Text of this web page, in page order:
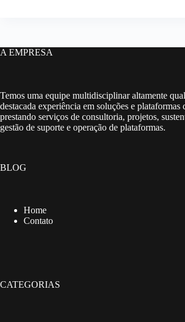
A EMPRESA
Temos uma equipe multidisciplinar altamente
destacada experiência em soluções e plataformas
prestando serviços de consultoria, projetos,
gestão de suporte e operação de plataformas.
BLOG
Home
Contato
CATEGORIAS